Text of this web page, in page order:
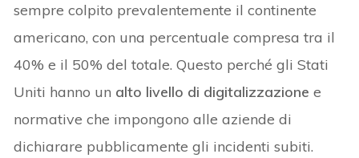
sempre colpito prevalentemente il continente
americano, con una percentuale compresa tra il
40% e il 50% del totale. Questo perché gli Stati
Uniti hanno un alto livello di digitalizzazione e
normative che impongono alle aziende di
dichiarare pubblicamente gli incidenti subiti.